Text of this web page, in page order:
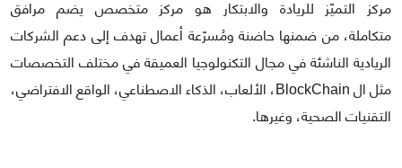
مركز التميّز للريادة والابتكار هو مركز متخصص يضم مرافق
متكاملة، من ضمنها حاضنة ومُسرّعة أعمال تهدف إلى دعم الشركات
الريادية الناشئة في مجال التكنولوجيا العميقة في مختلف التخصصات
مثل ال BlockChain، الألعاب، الذكاء الاصطناعي، الواقع الافتراضي،
التقنيات الصحية، وغيرها.